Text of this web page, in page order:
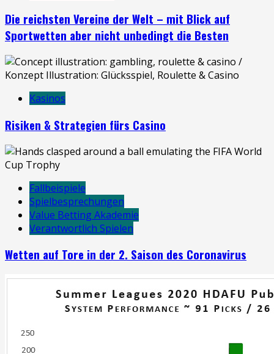
Die reichsten Vereine der Welt – mit Blick auf
Sportwetten aber nicht unbedingt die Besten
Kasinos
Risiken & Strategien fürs Casino
Fallbeispiele
Spielbesprechungen
Value Betting Akademie
Verantwortlich Spielen
Wetten auf Tore in der 2. Saison des Coronavirus